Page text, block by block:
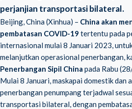
perjanjian transportasi bilateral.
Beijing, China (Xinhua) – China akan
pembatasan COVID-19 tertentu pada
internasional mulai 8 Januari 2023,
melanjutkan operasional penerbangan,
Penerbangan Sipil China pada Rabu
Mulai 8 Januari, maskapai domestik dan
penerbangan penumpang terjadwal
transportasi bilateral, dengan